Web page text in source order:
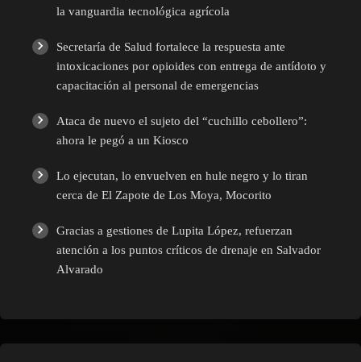
la vanguardia tecnológica agrícola
Secretaría de Salud fortalece la respuesta ante
intoxicaciones por opioides con entrega de antídoto y
capacitación al personal de emergencias
Ataca de nuevo el sujeto del “cuchillo cebollero”:
ahora le pegó a un Kiosco
Lo ejecutan, lo envuelven en hule negro y lo tiran
cerca de El Zapote de Los Moya, Mocorito
Gracias a gestiones de Lupita López, refuerzan
atención a los puntos críticos de drenaje en Salvador
Alvarado